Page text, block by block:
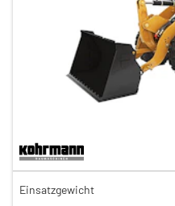
173,00 €
145,00 €
Einsatzgewicht